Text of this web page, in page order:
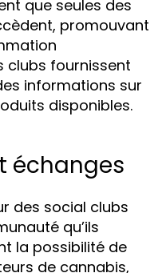
que seules des
promouvant
clubs fournissent
informations sur
disponibles.
échanges
des social clubs
qu’ils
la possibilité de
de cannabis,